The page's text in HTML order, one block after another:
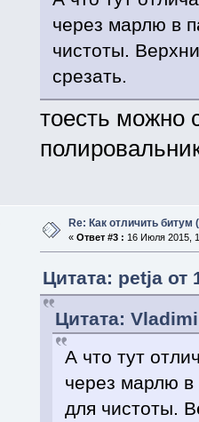
через марлю в
чистоты.
срезать.
тоесть можно
Re: Как отличить битум
« Ответ #3 : 16 Июля 2015,
Цитата: petja от
Цитата:
А что тут
через марлю в
для чистоты.